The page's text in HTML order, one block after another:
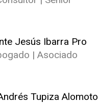
Jesús Ibarra Pro
| Asociado
Tupiza Alomoto